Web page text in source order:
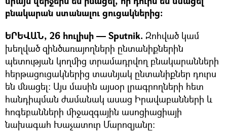
բնակարան ստանալու ցուցակներից։
ԵՐԵՎԱՆ, 26 հուլիսի — Sputnik. Զոհված կամ
խեղված զինծառայողների ընտանիքներին
պետության կողմից տրամադրվող բնակարանների
հերթացուցակներից տասնյակ ընտանիքներ դուրս
են մնացել: Այս մասին այսօր լրագրողների հետ
հանդիպման ժամանակ ասաց Իրավաբանների և
հոգեբանների միջազգային ասոցիացիայի
նախագահ Խաչատուր Մարոզյանը։